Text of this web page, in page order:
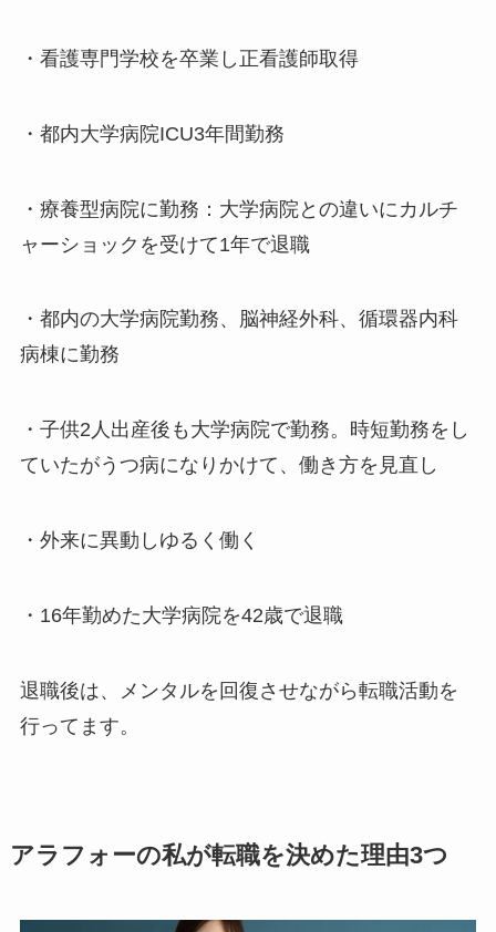
・看護専門学校を卒業し正看護師取得
・都内大学病院ICU3年間勤務
・療養型病院に勤務：大学病院との違いにカルチ
ャーショックを受けて1年で退職
・都内の大学病院勤務、脳神経外科、循環器内科
病棟に勤務
・子供2人出産後も大学病院で勤務。時短勤務をし
ていたがうつ病になりかけて、働き方を見直し
・外来に異動しゆるく働く
・16年勤めた大学病院を42歳で退職
退職後は、メンタルを回復させながら転職活動を
行ってます。
アラフォーの私が転職を決めた理由3つ